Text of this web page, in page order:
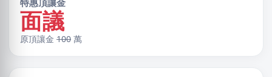
特惠頂讓金
面議
原頂讓金 100 萬